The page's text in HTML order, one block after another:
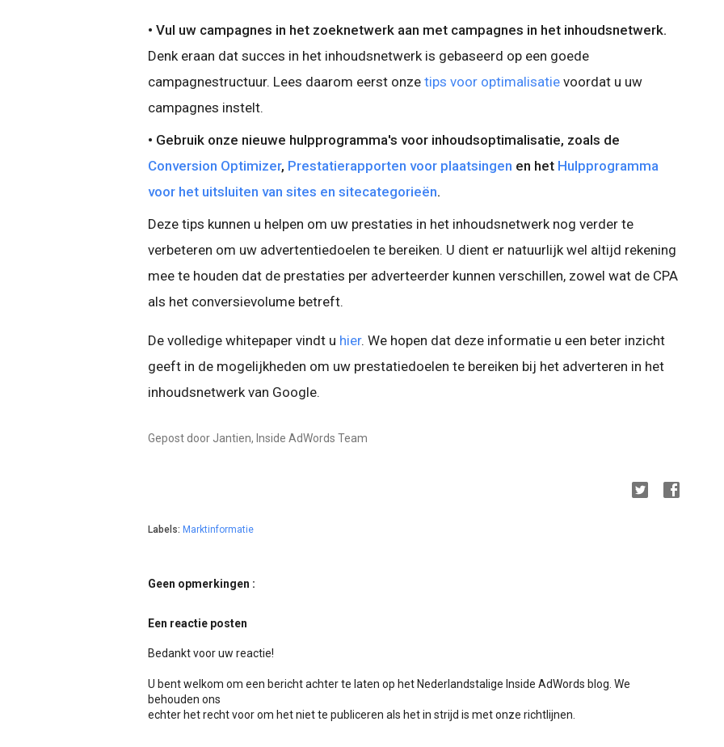
• Vul uw campagnes in het zoeknetwerk aan met campagnes in het inhoudsnetwerk.
Denk eraan dat succes in het inhoudsnetwerk is gebaseerd op een goede
campagnestructuur. Lees daarom eerst onze tips voor optimalisatie voordat u uw
campagnes instelt.
• Gebruik onze nieuwe hulpprogramma's voor inhoudsoptimalisatie, zoals de
Conversion Optimizer, Prestatierapporten voor plaatsingen en het Hulpprogramma
voor het uitsluiten van sites en sitecategorieën.
Deze tips kunnen u helpen om uw prestaties in het inhoudsnetwerk nog verder te
verbeteren om uw advertentiedoelen te bereiken. U dient er natuurlijk wel altijd rekening
mee te houden dat de prestaties per adverteerder kunnen verschillen, zowel wat de CPA
als het conversievolume betreft.
De volledige whitepaper vindt u hier. We hopen dat deze informatie u een beter inzicht
geeft in de mogelijkheden om uw prestatiedoelen te bereiken bij het adverteren in het
inhoudsnetwerk van Google.
Gepost door Jantien, Inside AdWords Team
Labels: Marktinformatie
Geen opmerkingen :
Een reactie posten
Bedankt voor uw reactie!
U bent welkom om een bericht achter te laten op het Nederlandstalige Inside AdWords blog. We
behouden ons
echter het recht voor om het niet te publiceren als het in strijd is met onze richtlijnen.